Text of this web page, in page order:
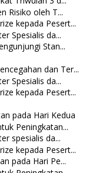
Risiko oleh T...
kepada Pesert...
Spesialis da...
Stan...
dan Ter...
Spesialis da...
kepada Pesert...
pada Hari Kedua
Peningkatan...
spesialis da...
kepada Pesert...
pada Hari Pe...